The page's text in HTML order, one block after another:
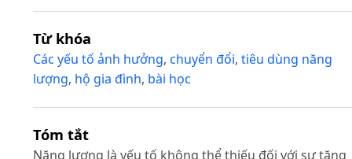
Từ khóa
Các yếu tố ảnh hưởng, chuyển đổi, tiêu dùng năng
lượng, hộ gia đình, bài học
Tóm tắt
Năng lượng là yếu tố không thể thiếu đối với sự tăng